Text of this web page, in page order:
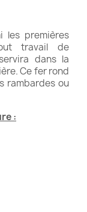
les premières
travail de
dans la
Ce fer rond
rambardes ou
: